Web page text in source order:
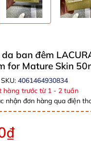
ban đêm
for Mature Skin
SKU: 4061464930834
hàng trước từ 1 - 2 tuần
nhận đơn hàng qua điện